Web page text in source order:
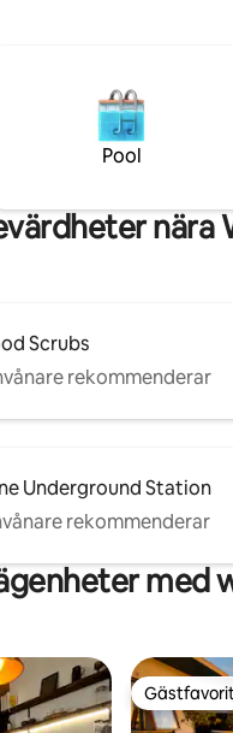
och
London
Pool
nära
Scrubs
rekommenderar
Underground Station
rekommenderar
med